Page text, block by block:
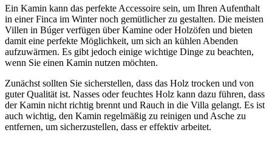
Ein Kamin kann das perfekte Accessoire sein, um Ihren Aufenthalt
in einer Finca im Winter noch gemütlicher zu gestalten. Die meisten
Villen in Búger verfügen über Kamine oder Holzöfen und bieten
damit eine perfekte Möglichkeit, um sich an kühlen Abenden
aufzuwärmen. Es gibt jedoch einige wichtige Dinge zu beachten,
wenn Sie einen Kamin nutzen möchten.
Zunächst sollten Sie sicherstellen, dass das Holz trocken und von
guter Qualität ist. Nasses oder feuchtes Holz kann dazu führen, dass
der Kamin nicht richtig brennt und Rauch in die Villa gelangt. Es ist
auch wichtig, den Kamin regelmäßig zu reinigen und Asche zu
entfernen, um sicherzustellen, dass er effektiv arbeitet.